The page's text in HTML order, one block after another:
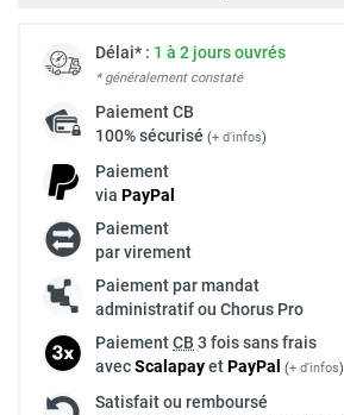
Délai* : 1 à 2 jours ouvrés
* généralement constaté
PaiementCB
100% sécurisé (+ d'infos)
Paiement
via PayPal
Paiement
par virement
Paiement par mandat
administratif ou Chorus Pro
PaiementCB 3 fois sans frais
avecScalapayetPayPal (+ d'infos)
Satisfait ou remboursé